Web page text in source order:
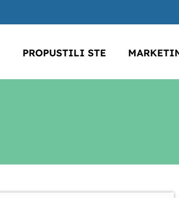
PROPUSTILI STE